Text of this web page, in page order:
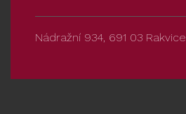
Nádražní 934, 691 03 Rakvice